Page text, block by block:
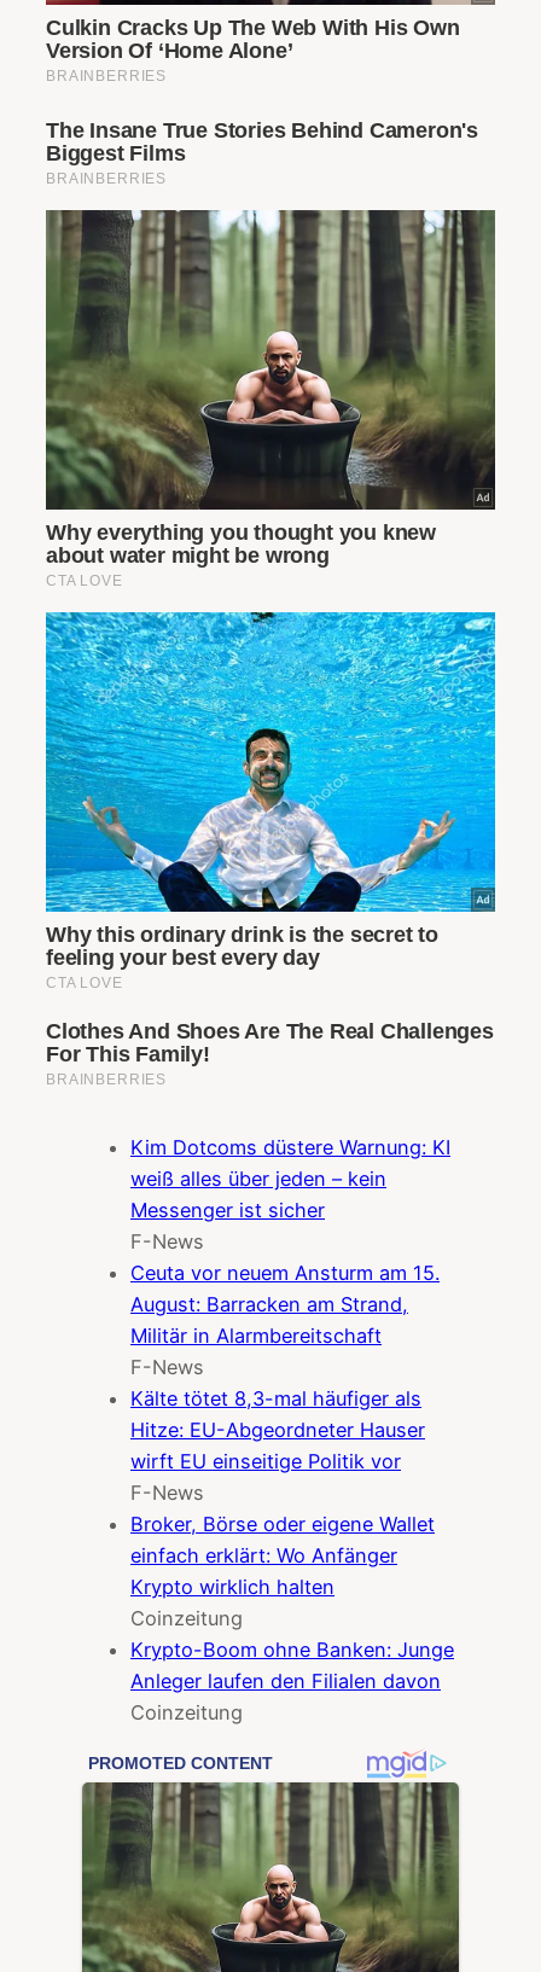
Kim Dotcoms düstere Warnung: KI
weiß alles über jeden – kein
Messenger ist sicher
F-News
Ceuta vor neuem Ansturm am 15.
August: Barracken am Strand,
Militär in Alarmbereitschaft
F-News
Kälte tötet 8,3-mal häufiger als
Hitze: EU-Abgeordneter Hauser
wirft EU einseitige Politik vor
F-News
Broker, Börse oder eigene Wallet
einfach erklärt: Wo Anfänger
Krypto wirklich halten
Coinzeitung
Krypto-Boom ohne Banken: Junge
Anleger laufen den Filialen davon
Coinzeitung